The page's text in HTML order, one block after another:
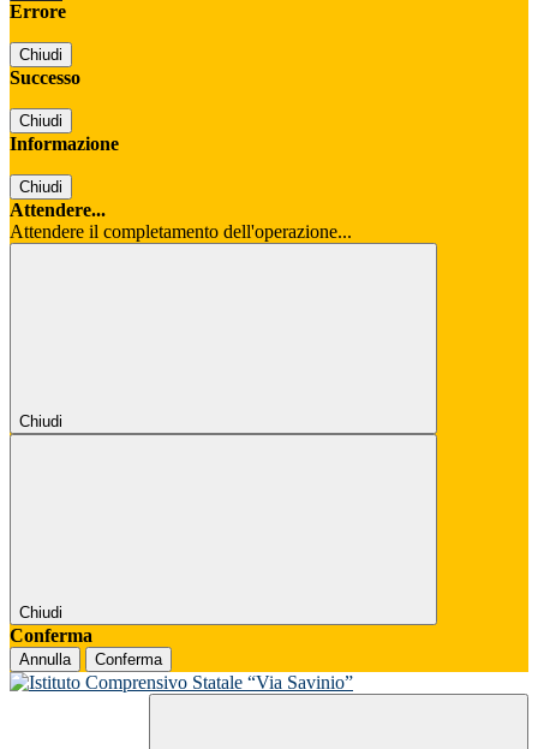
Errore
Chiudi
Successo
Chiudi
Informazione
Chiudi
Attendere...
Attendere il completamento dell'operazione...
Chiudi
Chiudi
Conferma
Annulla Conferma